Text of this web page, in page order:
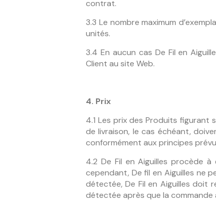
contrat.
3.3 Le nombre maximum
unités.
3.4 En aucun cas De Fil en
Client au site Web.
4. Prix
4.1 Les prix des Produits figurant
de livraison, le cas échéant,
conformément aux principes
4.2 De Fil en Aiguilles procède
cependant, De fil en Aiguilles ne
détectée, De Fil en Aiguilles doit
détectée après que la commande